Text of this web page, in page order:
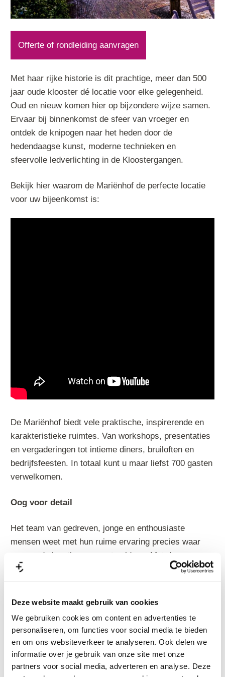
Deze website maakt gebruik van cookies
We gebruiken cookies om content en advertenties te
personaliseren, om functies voor social media te bieden
en om ons websiteverkeer te analyseren. Ook delen we
informatie over je gebruik van onze site met onze
partners voor social media, adverteren en analyse. Deze
Offerte of rondleiding aanvragen
Met haar rijke historie is dit prachtige, meer dan 500
jaar oude klooster dé locatie voor elke gelegenheid.
Oud en nieuw komen hier op bijzondere wijze samen.
Ervaar bij binnenkomst de sfeer van vroeger en
ontdek de knipogen naar het heden door de
hedendaagse kunst, moderne technieken en
sfeervolle ledverlichting in de Kloostergangen.
Bekijk hier waarom de Mariënhof de perfecte locatie
voor uw bijeenkomst is:
De Mariënhof biedt vele praktische, inspirerende en
karakteristieke ruimtes. Van workshops, presentaties
en vergaderingen tot intieme diners, bruiloften en
bedrijfsfeesten. In totaal kunt u maar liefst 700 gasten
verwelkomen.
Oog voor detail
Het team van gedreven, jonge en enthousiaste
mensen weet met hun ruime ervaring precies waar
een goede locatie aan moet voldoen. Met de
uitgangspunten verrassen, verzorgen en verbinden
staan zij klaar om u een unieke beleving te geven! In
workshops en entertainment.
Bereikbaarheid
De Mariënhof is makkelijk te bereiken met de auto en